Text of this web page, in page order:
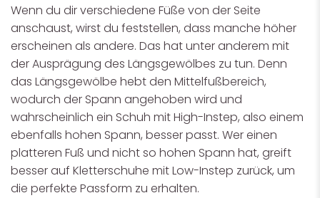
Wenn du dir verschiedene Füße von der Seite
anschaust, wirst du feststellen, dass manche höher
erscheinen als andere. Das hat unter anderem mit
der Ausprägung des Längsgewölbes zu tun. Denn
das Längsgewölbe hebt den Mittelfußbereich,
wodurch der Spann angehoben wird und
wahrscheinlich ein Schuh mit High-Instep, also einem
ebenfalls hohen Spann, besser passt. Wer einen
platteren Fuß und nicht so hohen Spann hat, greift
besser auf Kletterschuhe mit Low-Instep zurück, um
die perfekte Passform zu erhalten.